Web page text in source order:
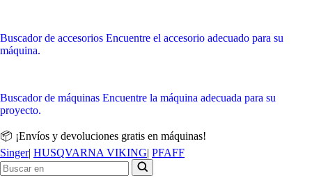
Buscador de accesorios Encuentre el accesorio adecuado para su
máquina.
Buscador de máquinas Encuentre la máquina adecuada para su
proyecto.
📦 ¡Envíos y devoluciones gratis en máquinas!
Singer| HUSQVARNA VIKING| PFAFF